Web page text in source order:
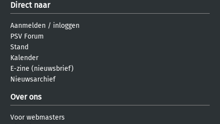
Direct naar
Aanmelden / inloggen
PSV Forum
Stand
Kalender
E-zine (nieuwsbrief)
Nieuwsarchief
Over ons
Voor webmasters